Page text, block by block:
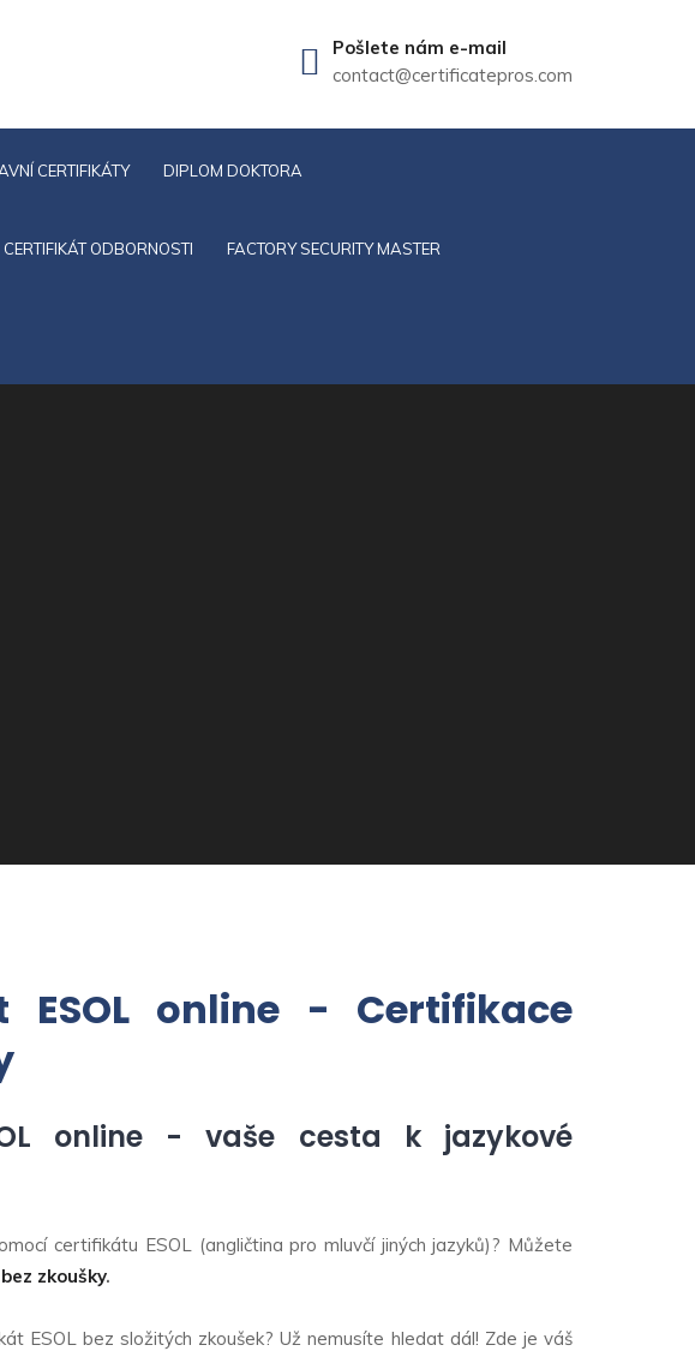
Pošlete nám e-mail
contact@certificatepros.com
CERTIFIKÁTY DIPLOM DOKTORA
CERTIFIKÁT ODBORNOSTI FACTORY SECURITY MASTER
ESOL online - Certifikace
online - vaše cesta k jazykové
certifikátu ESOL (angličtina pro mluvčí jiných jazyků)? Můžete
zkoušky.
ESOL bez složitých zkoušek? Už nemusíte hledat dál! Zde je váš